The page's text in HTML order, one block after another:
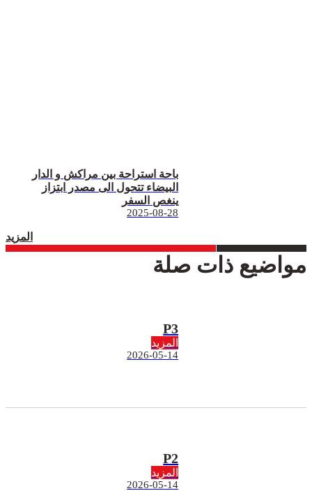
باحة استراحة بين مراكش و الدار
البيضاء تتحول الى مصدر ابتزاز
ينغص السفر
2025-08-28
المزيد
مواضيع ذات صلة
P3
المزيد
2026-05-14
P2
المزيد
2026-05-14